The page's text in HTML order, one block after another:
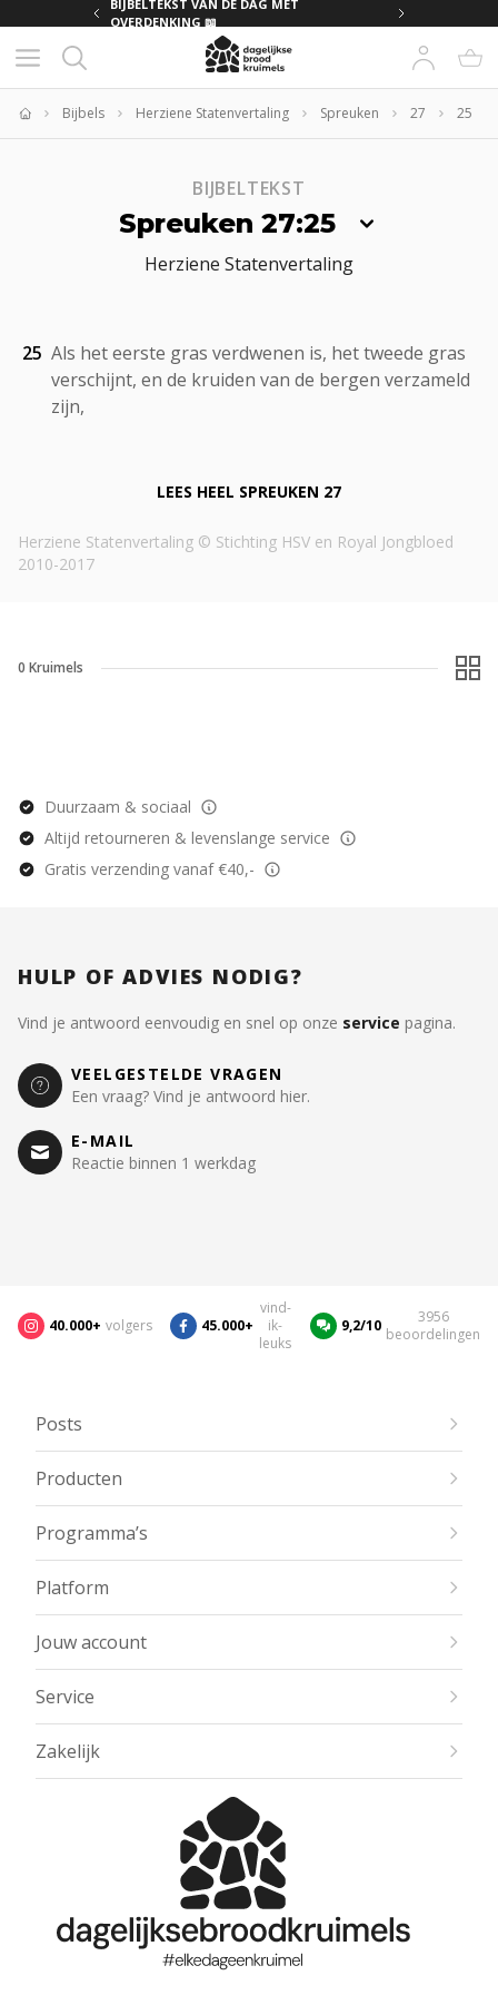
BIJBELTEKST VAN DE DAG MET
OVERDENKING 📖
Home
Bijbels Herziene Statenvertaling Spreuken 27 25
BIJBELTEKST
Spreuken 27:25
Herziene Statenvertaling
25 Als het eerste gras verdwenen is, het tweede gras
verschijnt, en de kruiden van de bergen verzameld
zijn,
LEES HEEL SPREUKEN 27
Herziene Statenvertaling © Stichting HSV en Royal Jongbloed
2010-2017
0 Kruimels
Duurzaam & sociaal
Altijd retourneren & levenslange service
Gratis verzending vanaf €40,-
HULP OF ADVIES NODIG?
Vind je antwoord eenvoudig en snel op onze service pagina.
VEELGESTELDE VRAGEN
Een vraag? Vind je antwoord hier.
E-MAIL
Reactie binnen 1 werkdag
40.000+ volgers 45.000+
vind-
ik-
leuks
9,2/10
3956
beoordelingen
Posts
Producten
Programma’s
Platform
Jouw account
Service
Zakelijk